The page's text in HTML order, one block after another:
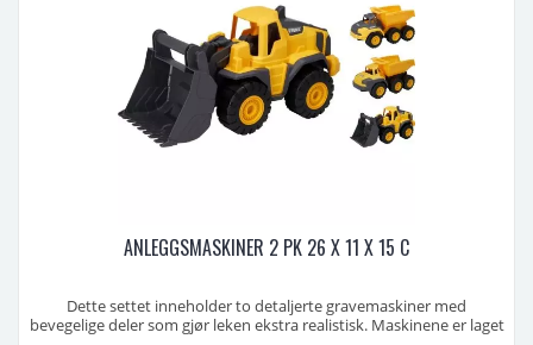
ANLEGGSMASKINER 2 PK 26 X 11 X 15 C
Dette settet inneholder to detaljerte gravemaskiner med
bevegelige deler som gjør leken ekstra realistisk. Maskinene er laget